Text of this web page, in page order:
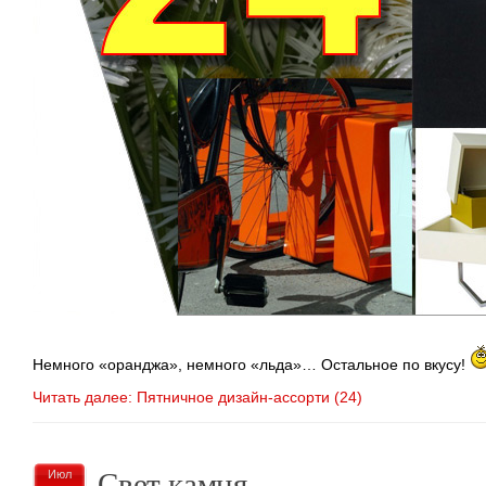
Немного «оранджа», немного «льда»… Остальное по вкусу!
Читать далее: Пятничное дизайн-ассорти (24)
Июл